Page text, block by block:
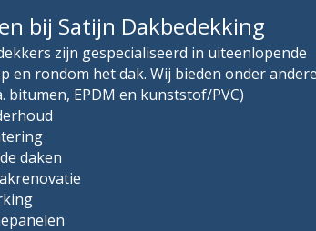
bij Satijn Dakbedekking
zijn gespecialiseerd in uiteenlopende
en rondom het dak. Wij bieden onder
bitumen, EPDM en kunststof/PVC)
daken